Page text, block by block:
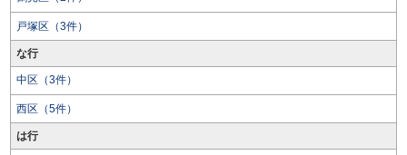
戸塚区（3件）
な行
中区（3件）
西区（5件）
は行